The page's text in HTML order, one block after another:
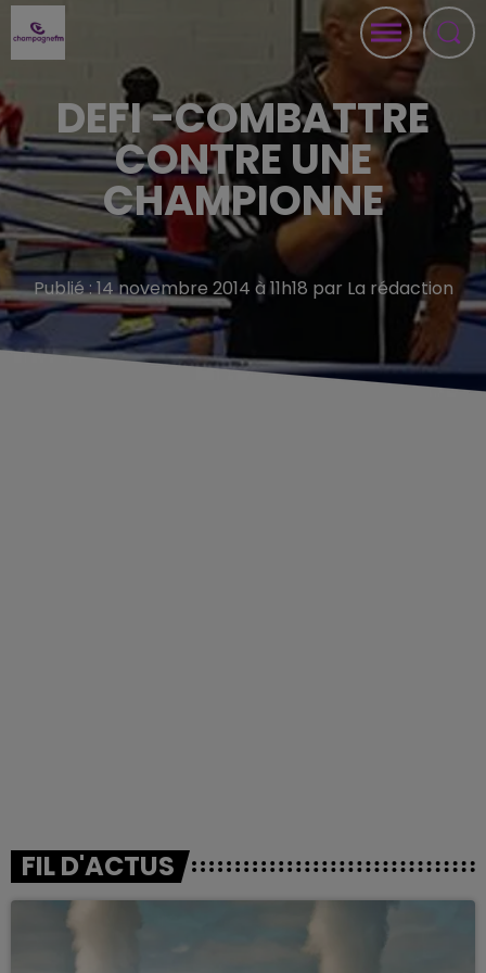
DEFI -COMBATTRE
CONTRE UNE
CHAMPIONNE
Publié : 14 novembre 2014 à 11h18 par La rédaction
FIL D'ACTUS